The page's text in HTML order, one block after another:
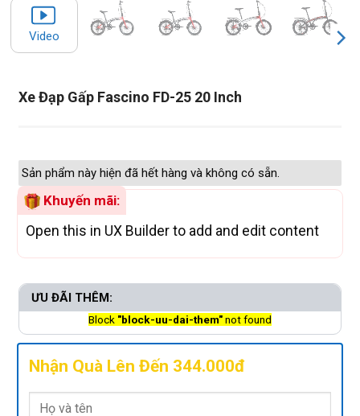
Xe Đạp Gấp Fascino FD-25 20 Inch
Video
Sản phẩm này hiện đã hết hàng và không có sẵn.
Khuyến mãi:
Open this in UX Builder to add and edit content
ƯU ĐÃI THÊM:
Block "block-uu-dai-them"not found
Nhận Quà Lên Đến 344.000đ